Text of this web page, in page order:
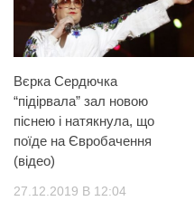
Вєрка Сердючка
“підірвала” зал новою
піснею і натякнула, що
поїде на Євробачення
(відео)
27.12.2019 В 12:04